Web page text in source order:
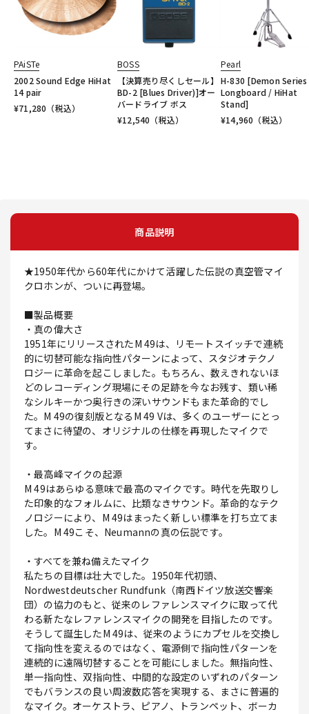
PAiSTe
2002 Sound Edge HiHat
14 pair
¥71,280 （税込）
BOSS
【決算売り尽くしセール】
BD-2 [Blues Driver)]オー
バードライブ ボス
¥12,540 （税込）
Pearl
H-830 [Demon Series
Longboard / HiHat
Stand]
¥14,960 （税込）
商品説明
★1950年代から60年代にかけて活躍した伝説の真空管マイ
クロホンが、ついに再登場。
■製品概要
・真の偉大さ
1951年にリリースされたM 49は、リモートスイッチで連続
的に切替可能な指向性パターンによって、スタジオテクノ
ロジーに革命を起こしました。もちろん、数えきれないほ
どのレコーディング現場にその足跡を今なお残す、類い稀
なシルキーかつ奥行きの深いサウンドもまた革命的でし
た。M 49の復刻版となるM 49 Vは、多くのユーザーにとっ
てまさに待望の、オリジナルの仕様を再現したマイクで
す。
・最高峰マイクの起源
M 49はあらゆる意味で最高のマイクです。時代を先取りし
た印象的なフォルムに、比類なきサウンド。革命的なテク
ノロジーにより、M 49はまったく新しい標準を打ち立てま
した。M 49こそ、Neumannの真の伝説です。
・すべてを兼ね備えたマイク
私たちの目標は壮大でした。1950年代初頭、
Nordwestdeutscher Rundfunk（南西ドイツ放送交響楽
団）の協力のもと、従来のレファレンスマイクに取って代
わる新たなレファレンスマイクの開発を目指したのです。
そうして誕生したM 49は、従来のようにカプセルを交換し
て指向性を変えるのではなく、電源側で指向性パターンを
連続的に遠隔切替することを可能にしました。無指向性、
単一指向性、双指向性、中間的な設定のいずれのパターン
でもバランスの良い周波数応答を実現する、まさに普遍的
なマイク。オーケストラ、ピアノ、トランペット、ボーカ